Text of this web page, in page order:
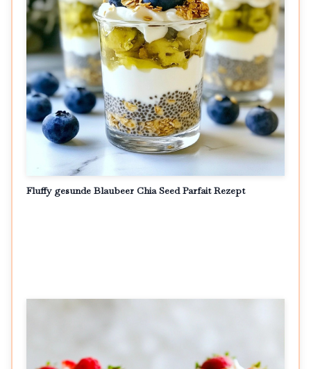
Fluffy gesunde Blaubeer Chia Seed Parfait Rezept